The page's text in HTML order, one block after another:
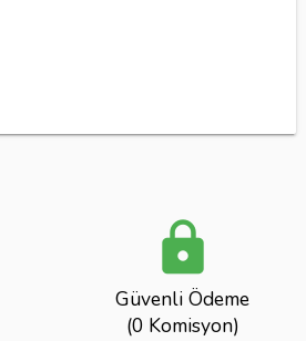
lock
Güvenli Ödeme
(0 Komisyon)